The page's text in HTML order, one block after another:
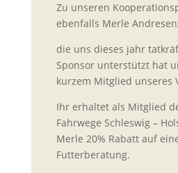
Zu unseren
ebenfalls Merle
die uns dieses jahr
Sponsor unterstützt hat
kurzem Mitglied unseres
Ihr erhaltet als Mitglied
Fahrwege Schleswig –
Merle 20% Rabatt auf
Futterberatung.